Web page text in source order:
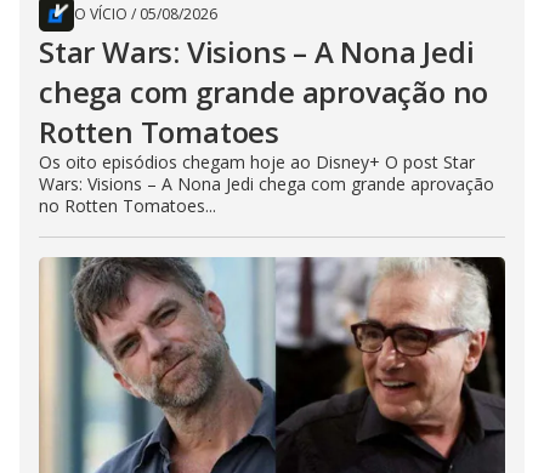
O VÍCIO / 05/08/2026
Star Wars: Visions – A Nona Jedi
chega com grande aprovação no
Rotten Tomatoes
Os oito episódios chegam hoje ao Disney+ O post Star
Wars: Visions – A Nona Jedi chega com grande aprovação
no Rotten Tomatoes...